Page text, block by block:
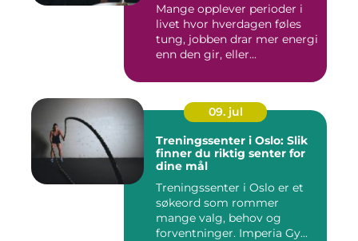
Mange opplever perioder i
livet hvor hverdagen føles
tung, jobben drar mer energi
enn den gir, eller...
09. jul
Treningssenter i Oslo: Slik
finner du riktig senter for
dine mål
Treningssenter i Oslo er et
søkeord som rommer
mange valg, behov og
forventninger. Imperia Gy...